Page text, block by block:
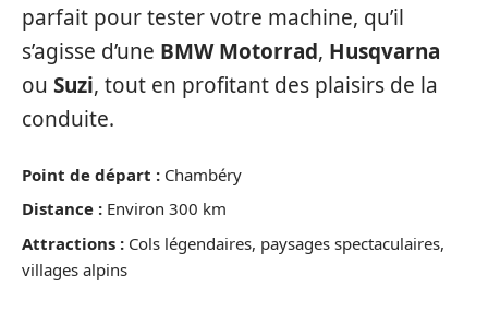
parfait pour tester votre machine, qu’il
s’agisse d’une BMW Motorrad, Husqvarna
ou Suzi, tout en profitant des plaisirs de la
conduite.
Point de départ : Chambéry
Distance : Environ 300 km
Attractions : Cols légendaires, paysages spectaculaires,
villages alpins